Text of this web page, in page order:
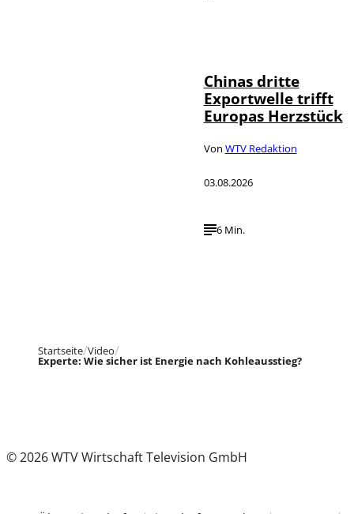
Chinas dritte
Exportwelle trifft
Europas Herzstück
Von WTV Redaktion
03.08.2026
6 Min.
Startseite Video
Experte: Wie sicher ist Energie nach Kohleausstieg?
© 2026 WTV Wirtschaft Television GmbH